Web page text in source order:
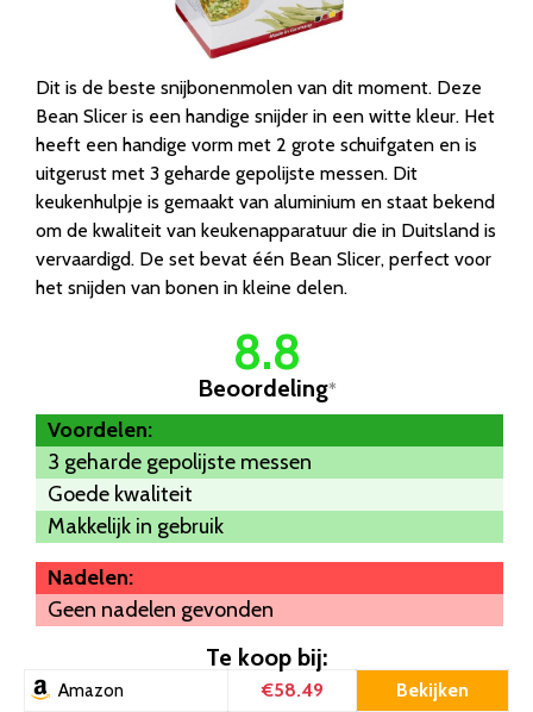
Dit is de beste snijbonenmolen van dit moment. Deze
Bean Slicer is een handige snijder in een witte kleur. Het
heeft een handige vorm met 2 grote schuifgaten en is
uitgerust met 3 geharde gepolijste messen. Dit
keukenhulpje is gemaakt van aluminium en staat bekend
om de kwaliteit van keukenapparatuur die in Duitsland is
vervaardigd. De set bevat één Bean Slicer, perfect voor
het snijden van bonen in kleine delen.
8.8
Beoordeling*
Voordelen:
3 geharde gepolijste messen
Goede kwaliteit
Makkelijk in gebruik
Nadelen:
Geen nadelen gevonden
Te koop bij:
Amazon €58.49 Bekijken